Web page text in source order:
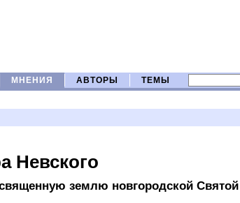
МНЕНИЯ АВТОРЫ ТЕМЫ
Невского
землю новгородской